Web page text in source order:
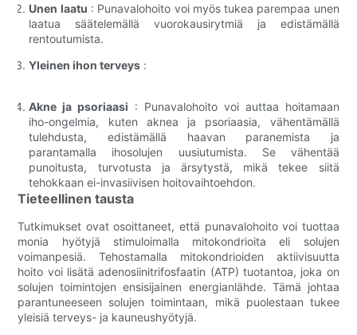
Unen laatu : Punavalohoito voi myös tukea parempaa unen
laatua säätelemällä vuorokausirytmiä ja edistämällä
rentoutumista.
Yleinen ihon terveys :
Akne ja psoriaasi : Punavalohoito voi auttaa hoitamaan
iho-ongelmia, kuten aknea ja psoriaasia, vähentämällä
tulehdusta, edistämällä haavan paranemista ja
parantamalla ihosolujen uusiutumista. Se vähentää
punoitusta, turvotusta ja ärsytystä, mikä tekee siitä
tehokkaan ei-invasiivisen hoitovaihtoehdon.
Tieteellinen tausta
Tutkimukset ovat osoittaneet, että punavalohoito voi tuottaa
monia hyötyjä stimuloimalla mitokondrioita eli solujen
voimanpesiä. Tehostamalla mitokondrioiden aktiivisuutta
hoito voi lisätä adenosiinitrifosfaatin (ATP) tuotantoa, joka on
solujen toimintojen ensisijainen energianlähde. Tämä johtaa
parantuneeseen solujen toimintaan, mikä puolestaan ​​tukee
yleisiä terveys- ja kauneushyötyjä.